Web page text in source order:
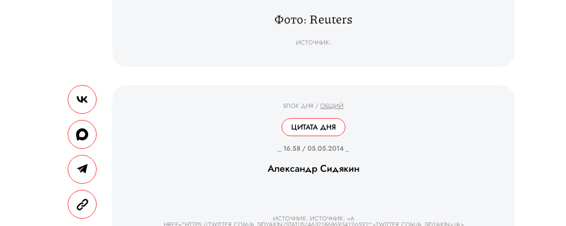
Фото: Reuters
ИСТОЧНИК:
БЛОК ДНЯ / ОБЩИЙ
ЦИТАТА ДНЯ
_ 16.58 / 05.05.2014 _
Александр Сидякин
ИСТОЧНИК: ИСТОЧНИК: <A